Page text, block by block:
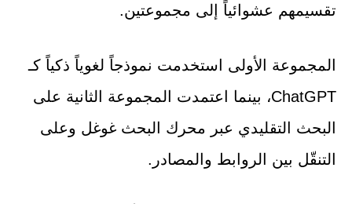
تقسيمهم عشوائياً إلى مجموعتين.
المجموعة الأولى استخدمت نموذجاً لغوياً ذكياً كـ
ChatGPT، بينما اعتمدت المجموعة الثانية على
البحث التقليدي عبر محرك البحث غوغل وعلى
التنقّل بين الروابط والمصادر.